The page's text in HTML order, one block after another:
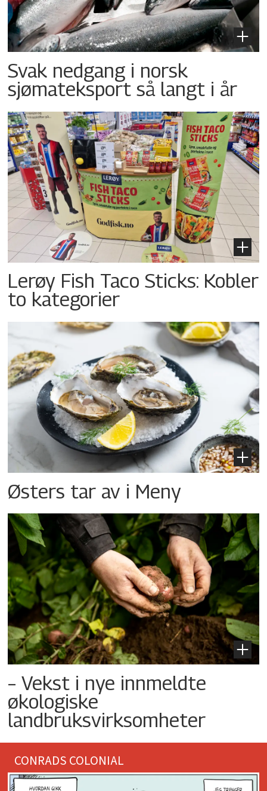
Svak nedgang i norsk
sjømateksport så langt i år
Lerøy Fish Taco Sticks: Kobler
to kategorier
Østers tar av i Meny
– Vekst i nye innmeldte
økologiske
landbruksvirksomheter
CONRADS COLONIAL